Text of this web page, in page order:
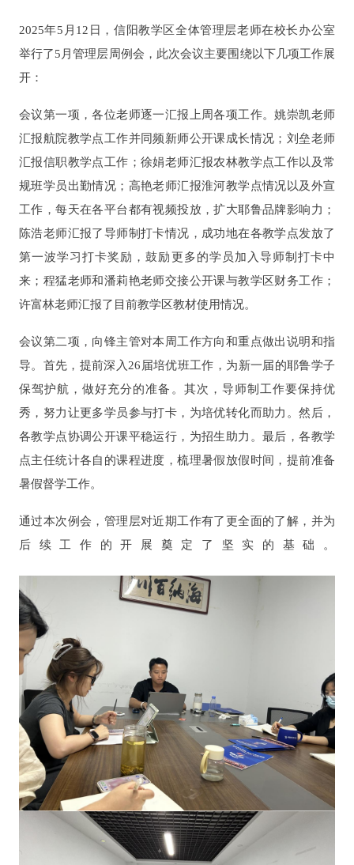
2025年5月12日，信阳教学区全体管理层老师在校长办公室
举行了5月管理层周例会，此次会议主要围绕以下几项工作展
开：
会议第一项，各位老师逐一汇报上周各项工作。姚崇凯老师
汇报航院教学点工作并同频新师公开课成长情况；刘垒老师
汇报信职教学点工作；徐娟老师汇报农林教学点工作以及常
规班学员出勤情况；高艳老师汇报淮河教学点情况以及外宣
工作，每天在各平台都有视频投放，扩大耶鲁品牌影响力；
陈浩老师汇报了导师制打卡情况，成功地在各教学点发放了
第一波学习打卡奖励，鼓励更多的学员加入导师制打卡中
来；程猛老师和潘莉艳老师交接公开课与教学区财务工作；
许富林老师汇报了目前教学区教材使用情况。
会议第二项，向锋主管对本周工作方向和重点做出说明和指
导。首先，提前深入26届培优班工作，为新一届的耶鲁学子
保驾护航，做好充分的准备。其次，导师制工作要保持优
秀，努力让更多学员参与打卡，为培优转化而助力。然后，
各教学点协调公开课平稳运行，为招生助力。最后，各教学
点主任统计各自的课程进度，梳理暑假放假时间，提前准备
暑假督学工作。
通过本次例会，管理层对近期工作有了更全面的了解，并为
后续工作的开展奠定了坚实的基础。